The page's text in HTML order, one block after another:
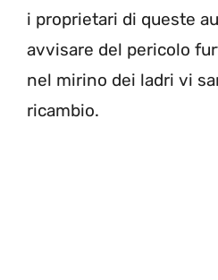
i proprietari di queste
avvisare del pericolo
nel mirino dei ladri vi
ricambio.